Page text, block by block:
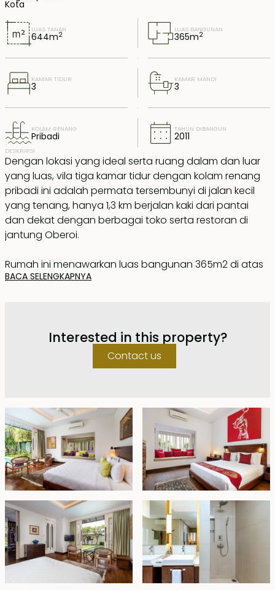
LUAS TANAH
644m2
LUAS BANGUNAN
365m2
KAMAR TIDUR
3
KAMAR MANDI
3
KOLAM RENANG
Pribadi
TAHUN DIBANGUN
2011
DESKRIPSI
Dengan lokasi yang ideal serta ruang dalam dan luar
yang luas, vila tiga kamar tidur dengan kolam renang
pribadi ini adalah permata tersembunyi di jalan kecil
yang tenang, hanya 1,3 km berjalan kaki dari pantai
dan dekat dengan berbagai toko serta restoran di
jantung Oberoi.
Rumah ini menawarkan luas bangunan 365m2 di atas
lahan 644m2 dan dibangun dengan bentuk U
menghadap ke kolam renang, bersebelahan dengan
ruang TV tertutup yang ber-AC. Dua kamar tidur
termasuk kamar tidur utama terletak di sayap barat,
utama menghadap langsung ke kolam renang. Di
sayap timur terdapat kamar tidur ketiga dengan kamar
mandi bersama serta dapur modern ber-AC yang
lengkap dengan area sarapan. Vila ini memiliki parkir di
lokasi, tempat tinggal staf bersama di atas lahan
tambahan seluas 122m2, dan ditawarkan dalam kondisi
berperabot lengkap.
Ditawarkan dengan status sewa hingga 13 Maret 2054,
properti ini ideal sebagai rumah masa pensiun atau
sebagai penyewaan liburan. Lokasinya yang strategis
menjadikannya pilihan tepat untuk tingkat hunian yang
BACA SELENGKAPNYA
Kota
Interested in this property?
Contact us